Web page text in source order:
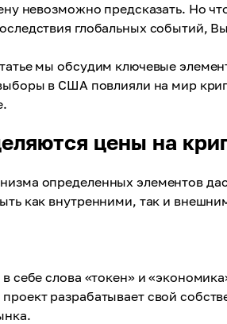
невозможно предсказать. Но
глобальных событий,
мы обсудим ключевые
в США повлияли на мир
цены на
определенных элементов
как внутренними, так и
себе слова «токен» и
разрабатывает свой